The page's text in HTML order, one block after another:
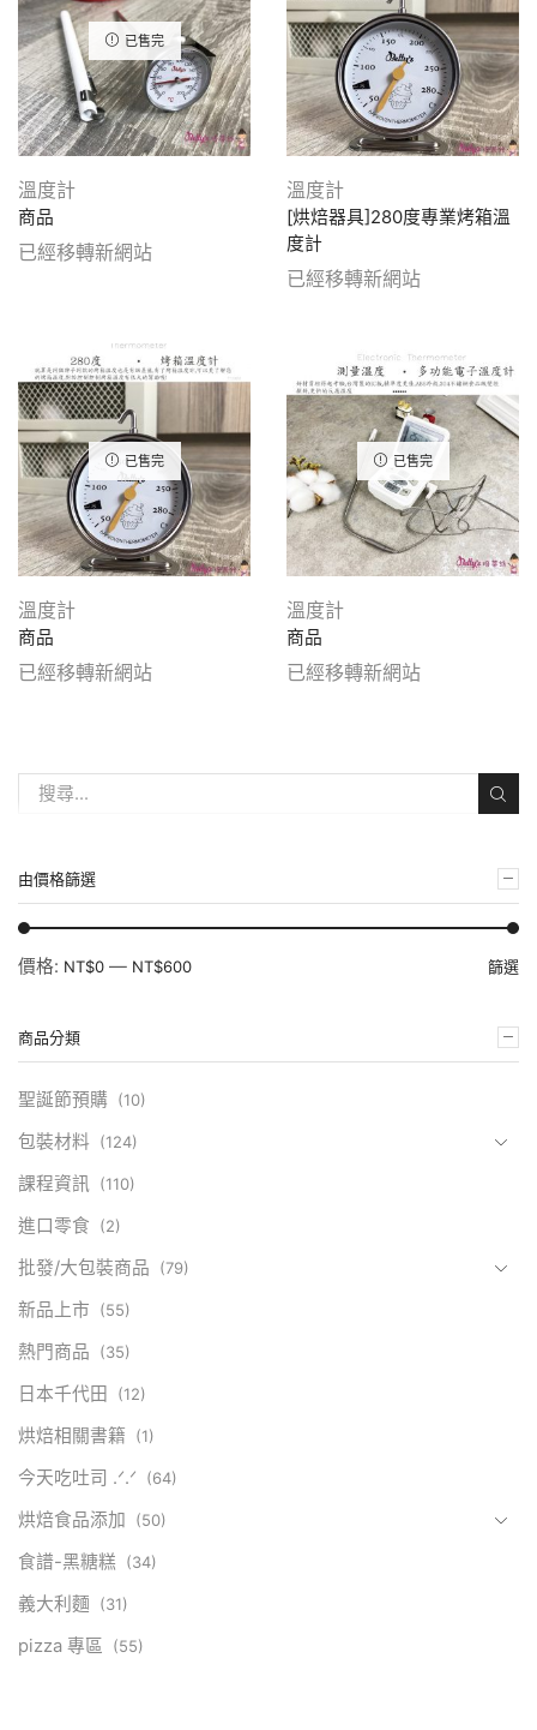
已售完
溫度計
商品
已經移轉新網站
溫度計
[烘焙器具]280度專業烤箱溫
度計
已經移轉新網站
已售完
溫度計
商品
已經移轉新網站
已售完
溫度計
商品
已經移轉新網站
由價格篩選
篩選
價格: NT$0 — NT$600
商品分類
聖誕節預購 (10)
包裝材料 (124)
課程資訊 (110)
進口零食 (2)
批發/大包裝商品 (79)
新品上市 (55)
熱門商品 (35)
日本千代田 (12)
烘焙相關書籍 (1)
今天吃吐司 .ᐟ.ᐟ (64)
烘焙食品添加 (50)
食譜-黑糖糕 (34)
義大利麵 (31)
pizza 專區 (55)